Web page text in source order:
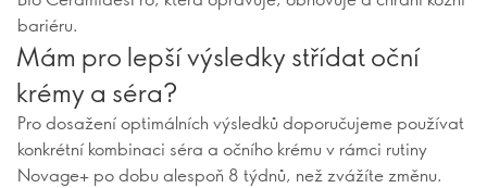
bariéru.
Mám pro lepší výsledky střídat oční
krémy a séra?
Pro dosažení optimálních výsledků doporučujeme používat
konkrétní kombinaci séra a očního krému v rámci rutiny
Novage+ po dobu alespoň 8 týdnů, než zvážíte změnu.